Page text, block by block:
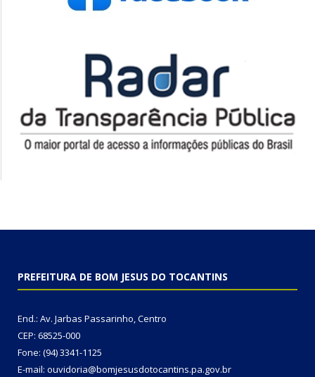
PREFEITURA DE BOM JESUS DO TOCANTINS
End.: Av. Jarbas Passarinho, Centro
CEP: 68525-000
Fone: (94) 3341-1125
E-mail: ouvidoria@bomjesusdotocantins.pa.gov.br